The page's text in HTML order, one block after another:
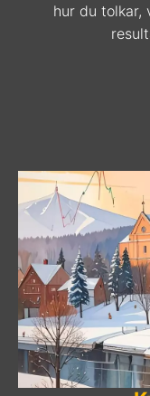
hur du tolkar,